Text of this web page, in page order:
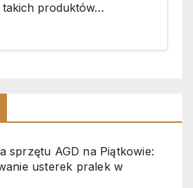
takich produktów…
sprzętu AGD na Piątkowie:
usterek pralek w